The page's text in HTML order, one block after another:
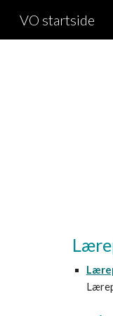
VO startside